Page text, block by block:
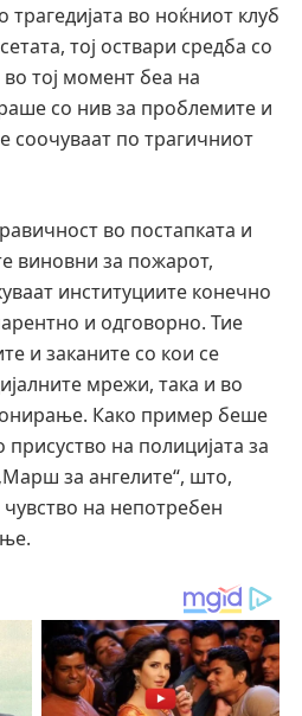
трагедијата во ноќниот клуб
тој оствари средба со
тој момент беа на
со нив за проблемите и
соочуваат по трагичниот
во постапката и
виновни за пожарот,
институциите конечно
и одговорно. Тие
и заканите со кои се
мрежи, така и во
Како пример беше
на полицијата за
за ангелите“, што,
на непотребен